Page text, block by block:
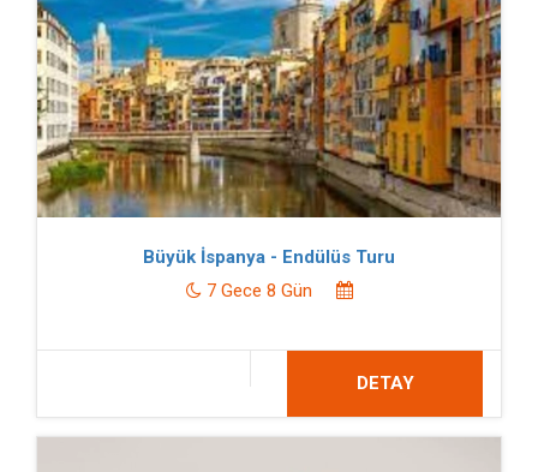
Büyük İspanya - Endülüs Turu
7 Gece 8 Gün
DETAY